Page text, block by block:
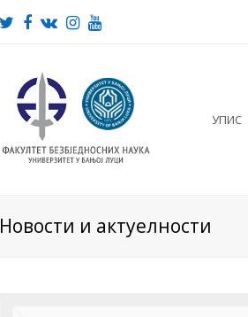
Twitter
Facebook
VKInstagram
Youtube
УПИС
Новости и актуелности